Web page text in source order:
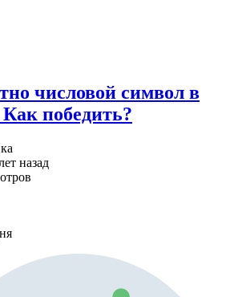
числовой символ в
победить?
назад